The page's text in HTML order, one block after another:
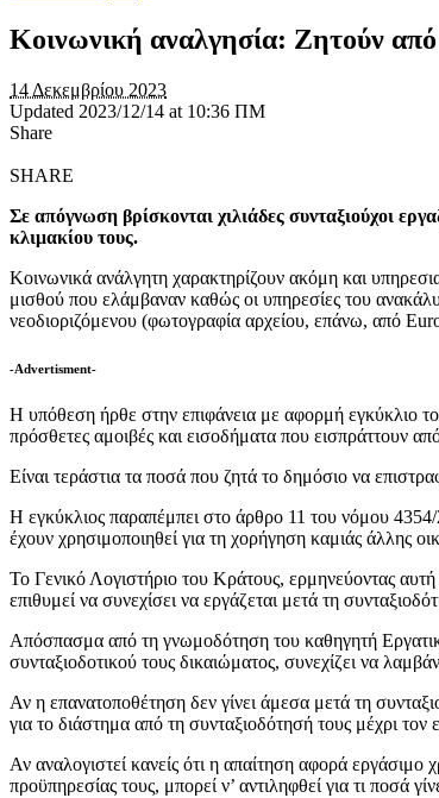
Κοινωνική αναλγησία: Ζητούν από
14 Δεκεμβρίου 2023
Updated 2023/12/14 at 10:36 ΠΜ
Share
SHARE
Σε απόγνωση βρίσκονται χιλιάδες συνταξιούχοι
κλιμακίου τους.
Κοινωνικά ανάλγητη χαρακτηρίζουν ακόμη και
μισθού που ελάμβαναν καθώς οι υπηρεσίες του
νεοδιοριζόμενου (φωτογραφία αρχείου, επάνω, από
-Advertisment-
Η υπόθεση ήρθε στην επιφάνεια με αφορμή εγκύκλιο
πρόσθετες αμοιβές και εισοδήματα που εισπράττουν
Είναι τεράστια τα ποσά που ζητά το δημόσιο να
Η εγκύκλιος παραπέμπει στο άρθρο 11 του νόμου
έχουν χρησιμοποιηθεί για τη χορήγηση καμιάς άλλης
Το Γενικό Λογιστήριο του Κράτους, ερμηνεύοντας
επιθυμεί να συνεχίσει να εργάζεται μετά τη
Απόσπασμα από τη γνωμοδότηση του καθηγητή
συνταξιοδοτικού τους δικαιώματος, συνεχίζει να
Αν η επανατοποθέτηση δεν γίνει άμεσα μετά τη
για το διάστημα από τη συνταξιοδότησή τους μέχρι
Αν αναλογιστεί κανείς ότι η απαίτηση αφορά
προϋπηρεσίας τους, μπορεί ν’ αντιληφθεί για τι ποσά